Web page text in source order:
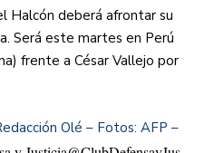
Halcón deberá afrontar su
Será este martes en Perú
frente a César Vallejo por
Olé – Fotos: AFP –